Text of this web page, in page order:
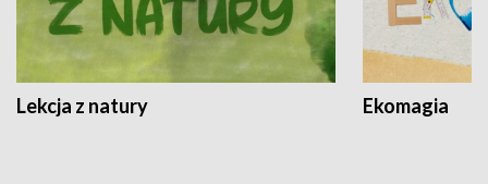
Lekcja z natury Ekomagia